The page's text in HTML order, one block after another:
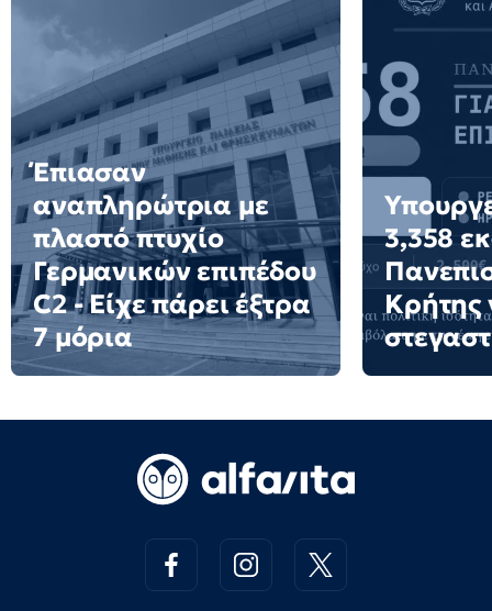
Έπιασαν
αναπληρώτρια με
πλαστό πτυχίο
Γερμανικών επιπέδου
C2 - Είχε πάρει έξτρα
7 μόρια
3,358
Κρήτης